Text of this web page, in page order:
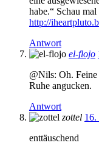
habe.“ Schau
http://
Antwort
el-flojo
@Nils: Oh.
Ruhe angucken.
Antwort
zottel 16.
enttäuschend